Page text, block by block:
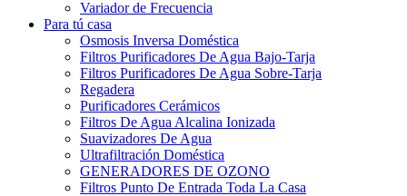
Variador de Frecuencia
Para tú casa
Osmosis Inversa Doméstica
Filtros Purificadores De Agua Bajo-Tarja
Filtros Purificadores De Agua Sobre-Tarja
Regadera
Purificadores Cerámicos
Filtros De Agua Alcalina Ionizada
Suavizadores De Agua
Ultrafiltración Doméstica
GENERADORES DE OZONO
Filtros Punto De Entrada Toda La Casa